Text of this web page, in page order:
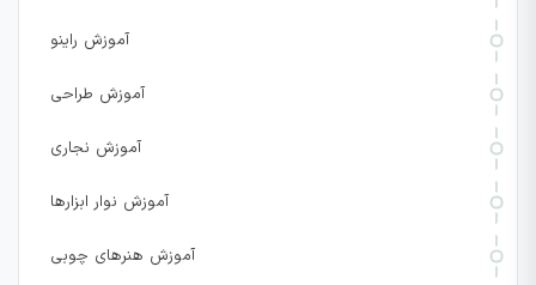
آموزش راینو
آموزش طراحی
آموزش نجاری
آموزش نوار ابزارها
آموزش هنرهای چوبی